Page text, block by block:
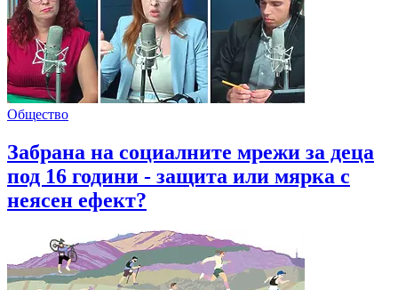
Общество
Забрана на социалните мрежи за деца
под 16 години - защита или мярка с
неясен ефект?